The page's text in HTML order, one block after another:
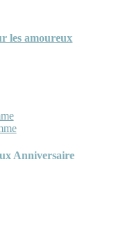
les amoureux
Anniversaire